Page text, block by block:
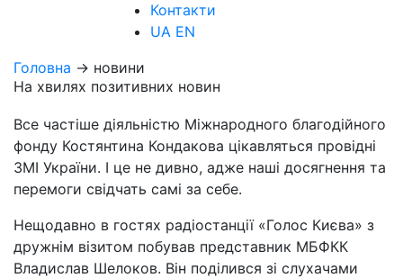
Контакти
UA EN
Головна → новини
На хвилях позитивних новин
Все частіше діяльністю Міжнародного благодійного
фонду Костянтина Кондакова цікавляться провідні
ЗМІ України. І це не дивно, адже наші досягнення та
перемоги свідчать самі за себе.
Нещодавно в гостях радіостанції «Голос Києва» з
дружнім візитом побував представник МБФКК
Владислав Шелоков. Він поділився зі слухачами